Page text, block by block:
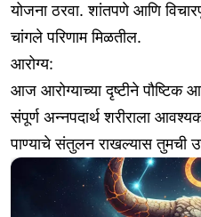
योजना ठरवा. शांतपणे आणि
चांगले परिणाम मिळतील.
आरोग्य:
आज आरोग्याच्या दृष्टीने पौष्टिक
संपूर्ण अन्नपदार्थ शरीराला
पाण्याचे संतुलन राखल्यास तुमची